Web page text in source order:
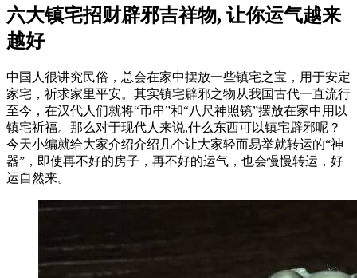
六大镇宅招财辟邪吉祥物, 让你运气越来
越好
中国人很讲究民俗，总会在家中摆放一些镇宅之宝，用于安定
家宅，祈求家里平安。其实镇宅辟邪之物从我国古代一直流行
至今，在汉代人们就将“币串”和“八尺神照镜”摆放在家中用以
镇宅祈福。那么对于现代人来说,什么东西可以镇宅辟邪呢？
今天小编就给大家介绍介绍几个让大家轻而易举就转运的“神
器”，即使再不好的房子，再不好的运气，也会慢慢转运，好
运自然来。